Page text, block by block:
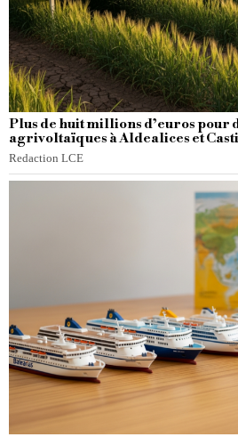
Plus de huit millions d’euros pour
agrivoltaïques à Aldealices et
Redaction LCE